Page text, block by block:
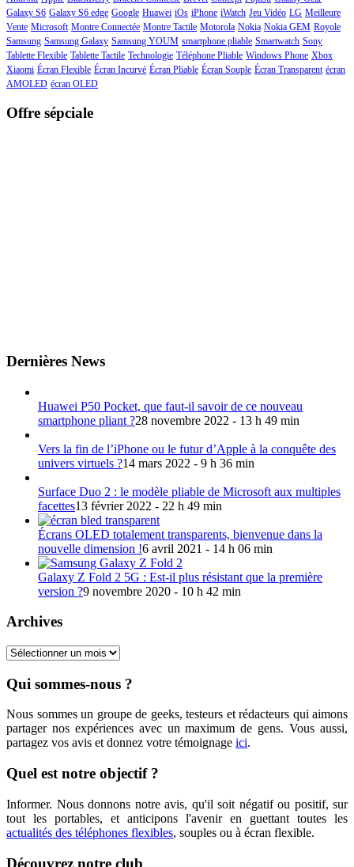
Galaxy S6 Galaxy S6 edge Google Huawei iOs iPhone iWatch Jeu Vidéo LG Meilleure
Vente Microsoft Montre Connectée Montre Tactile Motorola Nokia Nokia GEM Royole
Samsung Samsung Galaxy Samsung YOUM smartphone pliable Smartwatch Sony
Tablette Flexible Tablette Tactile Technologie Téléphone Pliable Windows Phone Xbox
Xiaomi Écran Flexible Écran Incurvé Écran Pliable Écran Souple Écran Transparent écran
AMOLED écran OLED
Offre sépciale
Dernières News
Huawei P50 Pocket, que faut-il savoir de ce nouveau
smartphone pliant ?28 novembre 2022 - 13 h 49 min
Vers la fin de l’iPhone ou le futur d’Apple à la conquête des
univers virtuels ?14 mars 2022 - 9 h 36 min
Surface Duo 2 : le modèle pliable de Microsoft aux multiples
facettes13 février 2022 - 22 h 49 min
Écrans OLED totalement transparents, bienvenue dans la
nouvelle dimension !6 avril 2021 - 14 h 06 min
Galaxy Z Fold 2 5G : Est-il plus résistant que la première
version ?9 novembre 2020 - 10 h 42 min
Archives
Archives
Qui sommes-nous ?
Nous sommes un groupe de geeks, testeurs et rédacteurs qui aimons
partager nos expériences avec un maximum de gens. Vous aussi,
partagez vos avis et donnez votre témoignage ici.
Quel est notre objectif ?
Informer. Nous donnons notre avis, qu'il soit négatif ou positif, sur
tout les portables, et anticipons l'avenir en guettant toutes les
actualités des téléphones flexibles, souples ou à écran flexible.
Découvrez notre club